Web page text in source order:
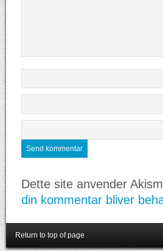
Dette site anvender
din kommentar bliver
Return to top of page